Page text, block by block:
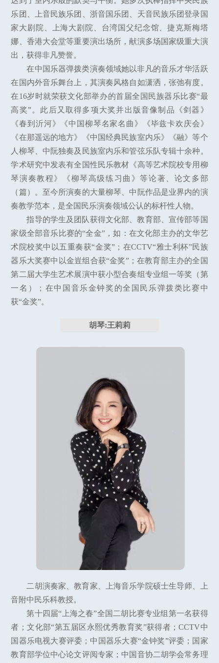
乐团、上音民族乐团、浙音国乐团、天音民族乐团登录国
家大剧院、上海大剧院、台湾国父纪念馆、捷克斯梅塔
娜、香港大会堂等重要演出场所，献演多场国家级重大演
出，获得非凡赞誉。
在中国乐器弹拨类演奏领域她以非凡的音乐才华活跃
在国内外音乐舞台上，其演奏风格自如潇洒，张弛有度。
在16岁时就荣获文化部举办的首届全国民族器乐比赛“最
高奖”。此后又取得多项大奖并出版音像制品《剑器》
《春到沂河》《中国柳琴名家名曲》《毕兹卡欢庆会》
《在那遥远的地方》《中国经典民族室内乐》《融》等个
人柳琴、中阮独奏及民族室内乐和管弦乐队专辑十余种。
学术研究中发表有全国性民乐教材《高等艺术院校专用柳
琴演奏教程》《柳琴高级练习曲》等论著、论文多部
（篇）。至今所演奏的大量柳琴、中阮作品是业界内的演
奏教学范本，是全国民乐演奏领域公认的标杆性人物。
指导的学生及团队获得文化部、教育部、宣传部等国
家级全部音乐比赛的“全金”，如：在文化部主办的文华艺
术院校奖中以五重奏获“金奖”；在CCTV“雅士利杯”民族
器乐大奖赛中以金豈组合获“金奖”；在教育部主办的全国
第二届大学生艺术展演中获小型合奏组专业组一等奖（第
一名）；在中国音乐金钟奖的全国民乐弹拨类比赛中
获“金奖”。
胡琴:王莉莉
二胡演奏家、教育家、上海音乐学院硕士生导师、上
音附中民乐科教授。
第十四届“上海之春”全国二胡比赛专业组第一名获得
者；文化部“第五届区永熙优秀教育奖”获得者；CCTV中
国器乐电视大赛评委；中国器乐大赛“金钟奖”评委；国家
教育部学位中心论文评阅专家；中国音协二胡学会常务理